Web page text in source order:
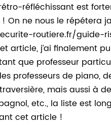
réfléchissant est
ne nous le répétera
routiere.fr/
article, j’ai finalement
que professeur
professeurs de piano,
mais aussi à
etc., la liste est
cet article !